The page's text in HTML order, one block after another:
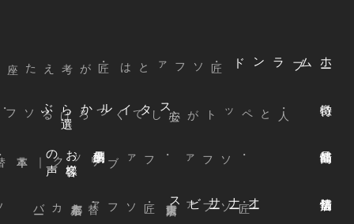
ホー
ム
ブランド
・匠ソファとは
スタイルから
選
ぶ
・ソファ
お
客様
の
声
オーナーサー
ビス
ー